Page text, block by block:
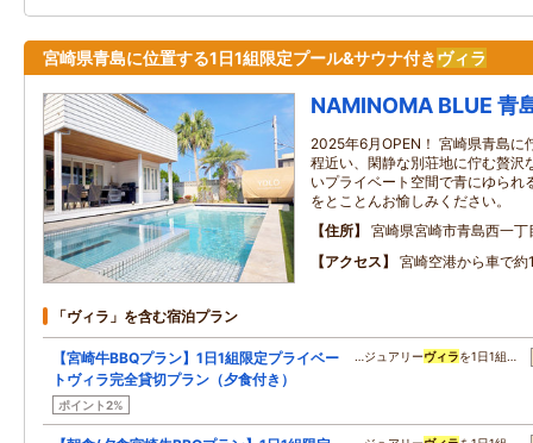
宮崎県青島に位置する1日1組限定プール&サウナ付きヴィラ
NAMINOMA BLUE 青
2025年6月OPEN！ 宮崎県青島に
程近い、閑静な別荘地に佇む贅沢
いプライベート空間で青にゆられ
をとことんお愉しみください。
住所
宮崎県宮崎市青島西一丁
アクセス
宮崎空港から車で約
「ヴィラ」を含む宿泊プラン
【宮崎牛BBQプラン】1日1組限定プライベー
トヴィラ完全貸切プラン（夕食付き）
ポイント2%
…ジュアリーヴィラを1日1組…